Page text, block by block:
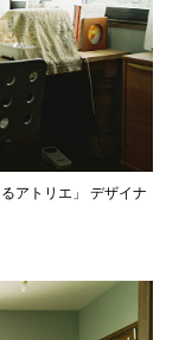
アトリエ」 デザイナ